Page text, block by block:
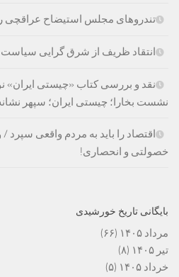
تندروهای مجلس استیضاح عراقچی
انتقاد ظریف از شرق گرایی سیاست
نقد و بررسی کتاب «چیستی ایران»
نشست بخارا؛ چیستی ایران؛ سپهر
اقتصاد را باید به مردم واقعی سپرد
خصولتی و انحصاری!
بایگانی تاریخ خورشیدی
مرداد ۱۴۰۵
(۶۶)
تیر ۱۴۰۵
(۸)
خرداد ۱۴۰۵
(۵)